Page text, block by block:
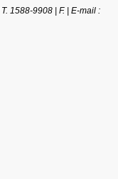
T. 1588-9908 | F. | E-mail :